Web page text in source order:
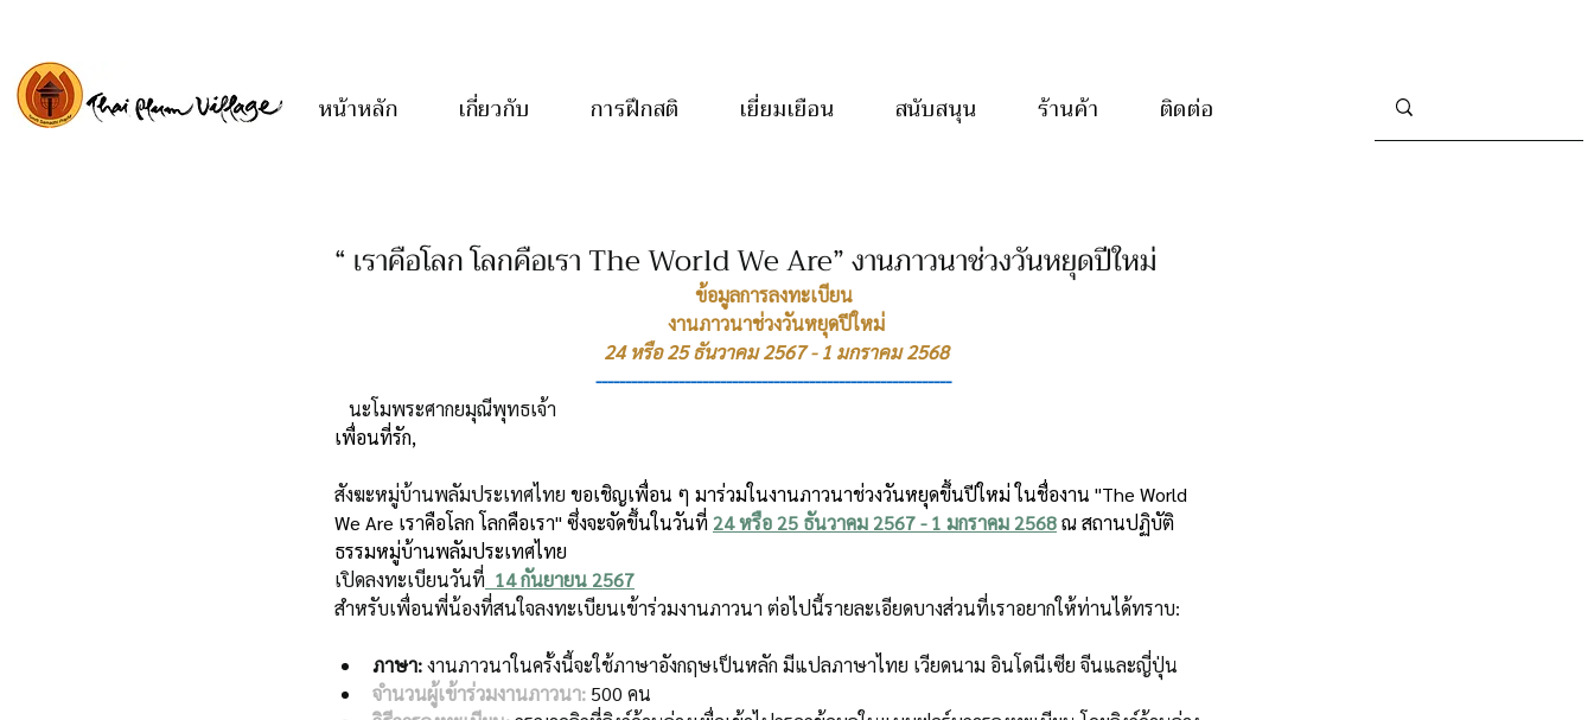
หน้าหลัก เกี่ยวกับ การฝึกสติ เยี่ยมเยือน สนับสนุน ร้านค้า ติดต่อ
“ เราคือโลก โลกคือเรา The World We Are” งานภาวนาช่วงวันหยุดปีใหม่
ข้อมูลการลงทะเบียน
งานภาวนาช่วงวันหยุดปีใหม่
24 หรือ 25 ธันวาคม 2567 - 1 มกราคม 2568
------------------------------------------------------------
นะโมพระศากยมุณีพุทธเจ้า
เพื่อนที่รัก,
สังฆะหมู่บ้านพลัมประเทศไทย ขอเชิญเพื่อน ๆ มาร่วมในงานภาวนาช่วงวันหยุดขึ้นปีใหม่ ในชื่องาน "The World
We Are เราคือโลก โลกคือเรา" ซึ่งจะจัดขึ้นในวันที่ 24 หรือ 25 ธันวาคม 2567 - 1 มกราคม 2568 ณ สถานปฏิบัติ
ธรรมหมู่บ้านพลัมประเทศไทย
เปิดลงทะเบียนวันที่ 14 กันยายน 2567
สำหรับเพื่อนพี่น้องที่สนใจลงทะเบียนเข้าร่วมงานภาวนา ต่อไปนี้รายละเอียดบางส่วนที่เราอยากให้ท่านได้ทราบ:
ภาษา:งานภาวนาในครั้งนี้จะใช้ภาษาอังกฤษเป็นหลัก มีแปลภาษาไทย เวียดนาม อินโดนีเซีย จีนและญี่ปุ่น
จำนวนผู้เข้าร่วมงานภาวนา: 500 คน